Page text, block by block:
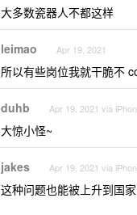
大多数瓷器人不都这样
leimao Apr 19, 2021
所以有些岗位我就干脆不
duhb Apr 19, 2021 via
大惊小怪~
jakes Apr 19, 2021 via
这种问题也能被上升到国